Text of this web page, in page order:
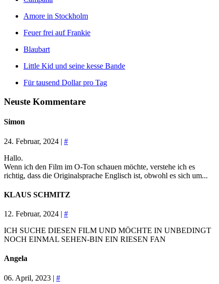
Amore in Stockholm
Feuer frei auf Frankie
Blaubart
Little Kid und seine kesse Bande
Für tausend Dollar pro Tag
Neuste Kommentare
Simon
24. Februar, 2024 | #
Hallo.
Wenn ich den Film im O-Ton schauen möchte, verstehe ich es
richtig, dass die Originalsprache Englisch ist, obwohl es sich um...
KLAUS SCHMITZ
12. Februar, 2024 | #
ICH SUCHE DIESEN FILM UND MÖCHTE IN UNBEDINGT
NOCH EINMAL SEHEN-BIN EIN RIESEN FAN
Angela
06. April, 2023 | #